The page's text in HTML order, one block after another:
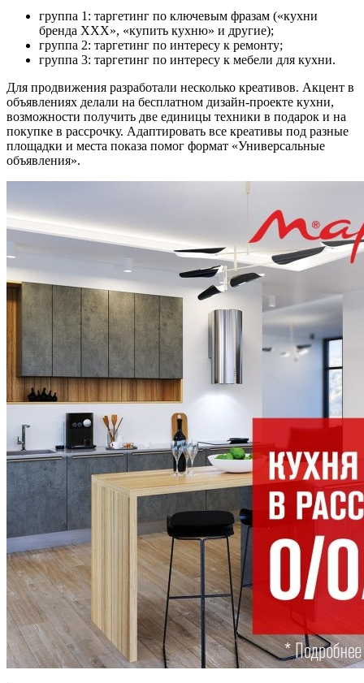
группа 1: таргетинг по ключевым фразам («кухни
бренда ХХХ», «купить кухню» и другие);
группа 2: таргетинг по интересу к ремонту;
группа 3: таргетинг по интересу к мебели для кухни.
Для продвижения разработали несколько креативов. Акцент в
объявлениях делали на бесплатном дизайн-проекте кухни,
возможности получить две единицы техники в подарок и на
покупке в рассрочку. Адаптировать все креативы под разные
площадки и места показа помог формат «Универсальные
объявления».